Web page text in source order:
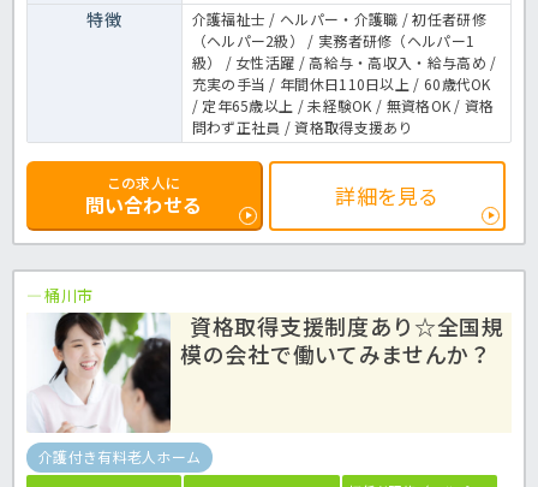
特徴
介護福祉士 / ヘルパー・介護職 / 初任者研修
（ヘルパー2級） / 実務者研修（ヘルパー1
級） / 女性活躍 / 高給与・高収入・給与高め /
充実の手当 / 年間休日110日以上 / 60歳代OK
/ 定年65歳以上 / 未経験OK / 無資格OK / 資格
問わず正社員 / 資格取得支援あり
この求人に
問い合わせる 詳細を見る
桶川市
資格取得支援制度あり☆全国規
模の会社で働いてみませんか？
介護付き有料老人ホーム